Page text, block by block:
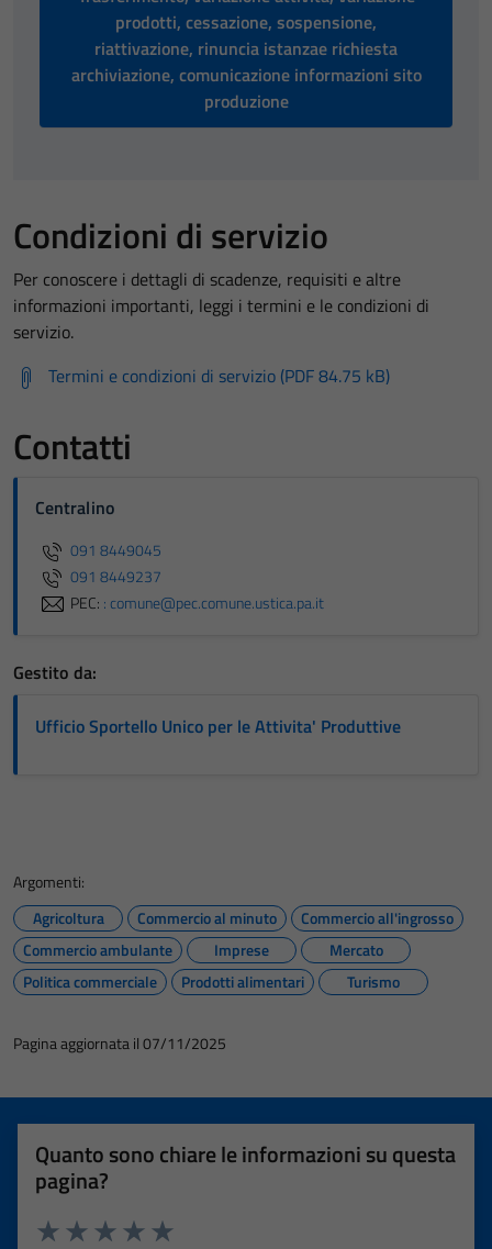
prodotti, cessazione, sospensione,
riattivazione, rinuncia istanzae richiesta
archiviazione, comunicazione informazioni sito
produzione
Condizioni di servizio
Per conoscere i dettagli di scadenze, requisiti e altre
informazioni importanti, leggi i termini e le condizioni di
servizio.
Termini e condizioni di servizio (PDF 84.75 kB)
Contatti
Centralino
091 8449045
091 8449237
PEC: : comune@pec.comune.ustica.pa.it
Gestito da:
Ufficio Sportello Unico per le Attivita' Produttive
Argomenti:
Agricoltura
Commercio al minuto
Commercio all'ingrosso
Commercio ambulante
Imprese
Mercato
Politica commerciale
Prodotti alimentari Turismo
Pagina aggiornata il 07/11/2025
Quanto sono chiare le informazioni su questa
pagina?